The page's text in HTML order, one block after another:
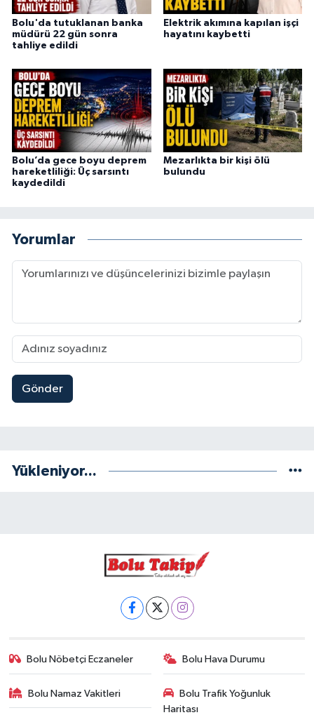
Bolu'da tutuklanan banka
müdürü 22 gün sonra
tahliye edildi
Elektrik akımına kapılan işçi
hayatını kaybetti
Bolu’da gece boyu deprem
hareketliliği: Üç sarsıntı
kaydedildi
Mezarlıkta bir kişi ölü
bulundu
Yorumlar
Gönder
Yükleniyor...
Bolu Nöbetçi Eczaneler Bolu Hava Durumu
Bolu Namaz Vakitleri
Bolu Trafik Yoğunluk
Haritası